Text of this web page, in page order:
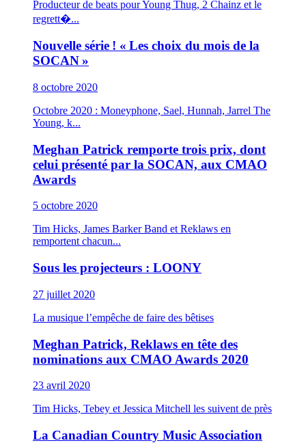
Producteur de beats pour Young Thug, 2 Chainz et le
regrett�...
Nouvelle série ! « Les choix du mois de la
SOCAN »
8 octobre 2020
Octobre 2020 : Moneyphone, Sael, Hunnah, Jarrel The
Young, k...
Meghan Patrick remporte trois prix, dont
celui présenté par la SOCAN, aux CMAO
Awards
5 octobre 2020
Tim Hicks, James Barker Band et Reklaws en
remportent chacun...
Sous les projecteurs : LOONY
27 juillet 2020
La musique l’empêche de faire des bêtises
Meghan Patrick, Reklaws en tête des
nominations aux CMAO Awards 2020
23 avril 2020
Tim Hicks, Tebey et Jessica Mitchell les suivent de près
La Canadian Country Music Association